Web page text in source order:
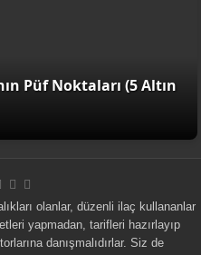
Püf Noktaları (5 Altın
olanlar, düzenli ilaç kullananlar
yapmadan, tarifleri hazırlayıp
danışmalıdırlar. Siz de